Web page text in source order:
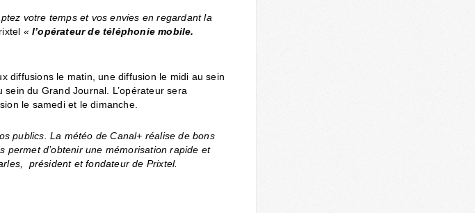
votre temps et vos envies en regardant la
«l’opérateur de téléphonie mobile.
diffusions le matin, une diffusion le midi au sein
du Grand Journal. L’opérateur sera
le samedi et le dimanche.
publics. La météo de Canal+ réalise de bons
permet d’obtenir une mémorisation rapide et
président et fondateur de Prixtel.